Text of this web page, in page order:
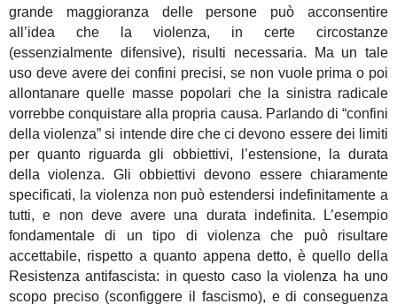
grande maggioranza delle persone può acconsentire
all’idea che la violenza, in certe circostanze
(essenzialmente difensive), risulti necessaria. Ma un tale
uso deve avere dei confini precisi, se non vuole prima o poi
allontanare quelle masse popolari che la sinistra radicale
vorrebbe conquistare alla propria causa. Parlando di “confini
della violenza” si intende dire che ci devono essere dei limiti
per quanto riguarda gli obbiettivi, l’estensione, la durata
della violenza. Gli obbiettivi devono essere chiaramente
specificati, la violenza non può estendersi indefinitamente a
tutti, e non deve avere una durata indefinita. L’esempio
fondamentale di un tipo di violenza che può risultare
accettabile, rispetto a quanto appena detto, è quello della
Resistenza antifascista: in questo caso la violenza ha uno
scopo preciso (sconfiggere il fascismo), e di conseguenza